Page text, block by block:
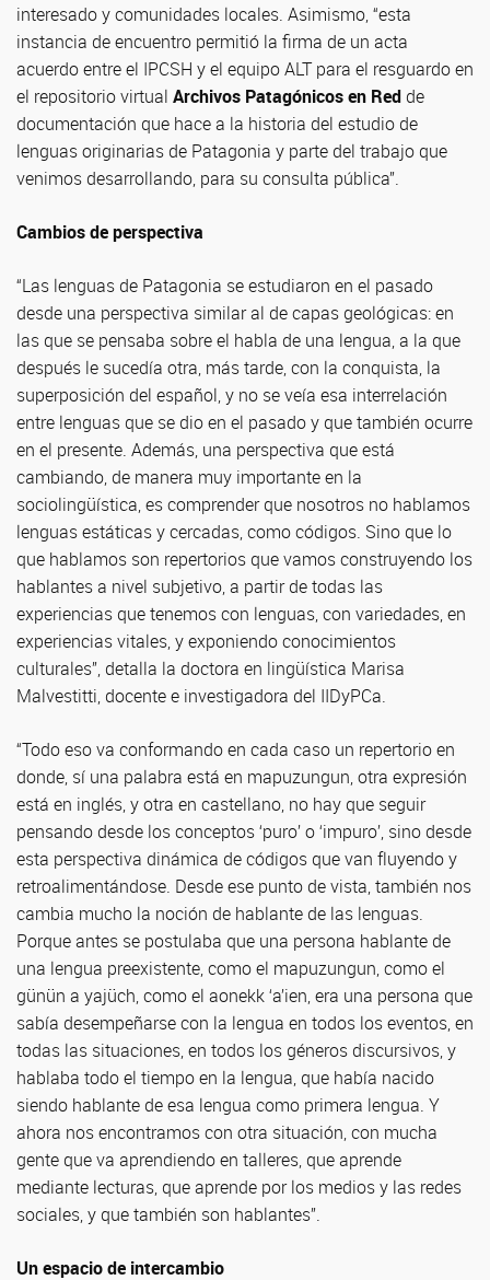
interesado y comunidades locales. Asimismo, “esta
instancia de encuentro permitió la firma de un acta
acuerdo entre el IPCSH y el equipo ALT para el resguardo en
el repositorio virtual Archivos Patagónicos en Redde
documentación que hace a la historia del estudio de
lenguas originarias de Patagonia y parte del trabajo que
venimos desarrollando, para su consulta pública”.
Cambios de perspectiva
“Las lenguas de Patagonia se estudiaron en el pasado
desde una perspectiva similar al de capas geológicas: en
las que se pensaba sobre el habla de una lengua, a la que
después le sucedía otra, más tarde, con la conquista, la
superposición del español, y no se veía esa interrelación
entre lenguas que se dio en el pasado y que también ocurre
en el presente. Además, una perspectiva que está
cambiando, de manera muy importante en la
sociolingüística, es comprender que nosotros no hablamos
lenguas estáticas y cercadas, como códigos. Sino que lo
que hablamos son repertorios que vamos construyendo los
hablantes a nivel subjetivo, a partir de todas las
experiencias que tenemos con lenguas, con variedades, en
experiencias vitales, y exponiendo conocimientos
culturales”, detalla la doctora en lingüística Marisa
Malvestitti, docente e investigadora del IIDyPCa.
“Todo eso va conformando en cada caso un repertorio en
donde, sí una palabra está en mapuzungun, otra expresión
está en inglés, y otra en castellano, no hay que seguir
pensando desde los conceptos ‘puro’ o ‘impuro’, sino desde
esta perspectiva dinámica de códigos que van fluyendo y
retroalimentándose. Desde ese punto de vista, también nos
cambia mucho la noción de hablante de las lenguas.
Porque antes se postulaba que una persona hablante de
una lengua preexistente, como el mapuzungun, como el
günün a yajüch, como el aonekk ‘a’ien, era una persona que
sabía desempeñarse con la lengua en todos los eventos, en
todas las situaciones, en todos los géneros discursivos, y
hablaba todo el tiempo en la lengua, que había nacido
siendo hablante de esa lengua como primera lengua. Y
ahora nos encontramos con otra situación, con mucha
gente que va aprendiendo en talleres, que aprende
mediante lecturas, que aprende por los medios y las redes
sociales, y que también son hablantes”.
Un espacio de intercambio